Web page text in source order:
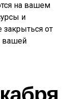
на вашем
и
от
вашей